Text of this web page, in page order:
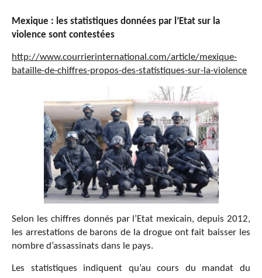
Mexique : les statistiques données par l ’Etat sur la
violence sont contestées
http://www.courrierinternational.com/article/mexique-
bataille-de-chiffres-propos-des-statistiques-sur-la-violence
Selon les chiffres donnés par l’Etat mexicain, depuis 2012,
les arrestations de barons de la drogue ont fait baisser les
nombre d’assassinats dans le pays.
Les statistiques indiquent qu’au cours du mandat du